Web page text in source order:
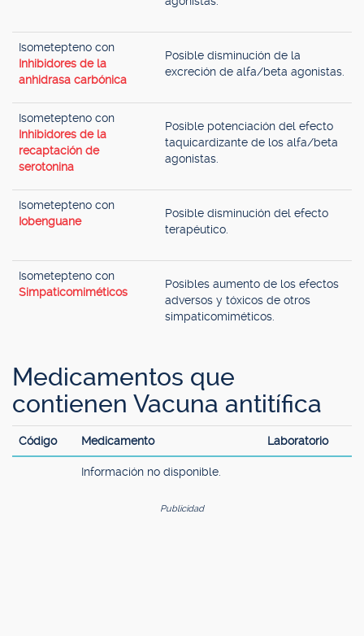
Isometepteno con
Inhibidores de la
anhidrasa carbónica
Posible disminución de la
excreción de alfa/beta agonistas.
Isometepteno con
Inhibidores de la
recaptación de
serotonina
Posible potenciación del efecto
taquicardizante de los alfa/beta
agonistas.
Isometepteno con
Iobenguane
Posible disminución del efecto
terapéutico.
Isometepteno con
Simpaticomiméticos
Posibles aumento de los efectos
adversos y tóxicos de otros
simpaticomiméticos.
Medicamentos que
contienen Vacuna antitífica
Código Medicamento Laboratorio
Información no disponible.
Publicidad